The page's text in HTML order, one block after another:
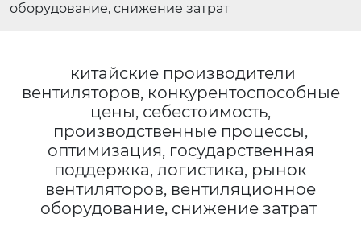
оборудование, снижение затрат
китайские производители
вентиляторов, конкурентоспособные
цены, себестоимость,
производственные процессы,
оптимизация, государственная
поддержка, логистика, рынок
вентиляторов, вентиляционное
оборудование, снижение затрат